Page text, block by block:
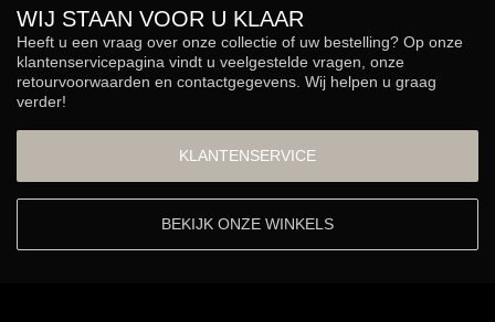
WIJ STAAN VOOR U KLAAR
Heeft u een vraag over onze collectie of uw bestelling? Op onze
klantenservicepagina vindt u veelgestelde vragen, onze
retourvoorwaarden en contactgegevens. Wij helpen u graag
verder!
KLANTENSERVICE
BEKIJK ONZE WINKELS